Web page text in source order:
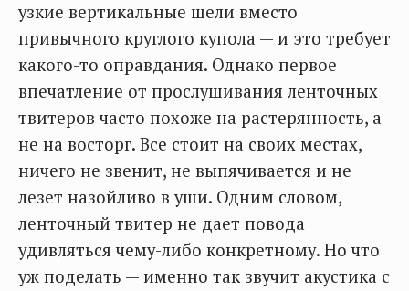
узкие вертикальные щели вместо
привычного круглого купола — и это требует
какого-то оправдания. Однако первое
впечатление от прослушивания ленточных
твитеров часто похоже на растерянность, а
не на восторг. Все стоит на своих местах,
ничего не звенит, не выпячивается и не
лезет назойливо в уши. Одним словом,
ленточный твитер не дает повода
удивляться чему-либо конкретному. Но что
уж поделать — именно так звучит акустика с